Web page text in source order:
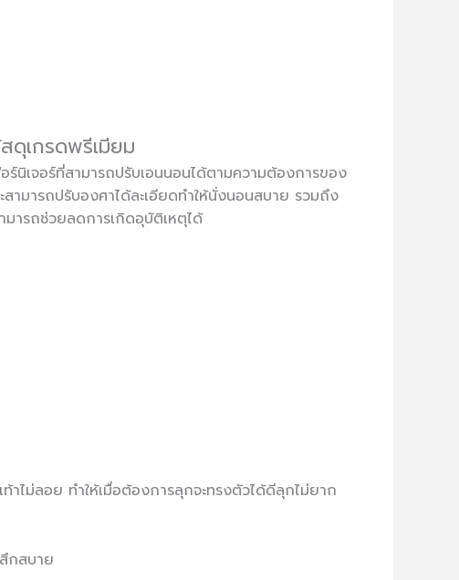
ดุเกรดพรีเมียม
นิเจอร์ที่สามารถปรับเอนนอนได้ตามความต้องการของ
ามารถปรับองศาได้ละเอียดทำให้นั่งนอนสบาย รวมถึง
มารถช่วยลดการเกิดอุบัติเหตุได้
าไม่ลอย ทำให้เมื่อต้องการลุกจะทรงตัวได้ดีลุกไม่ยาก
กสบาย